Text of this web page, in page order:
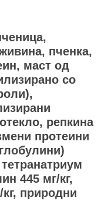
пченка,
маст од
со
репкина
протеини
445 мг/кг,
природни